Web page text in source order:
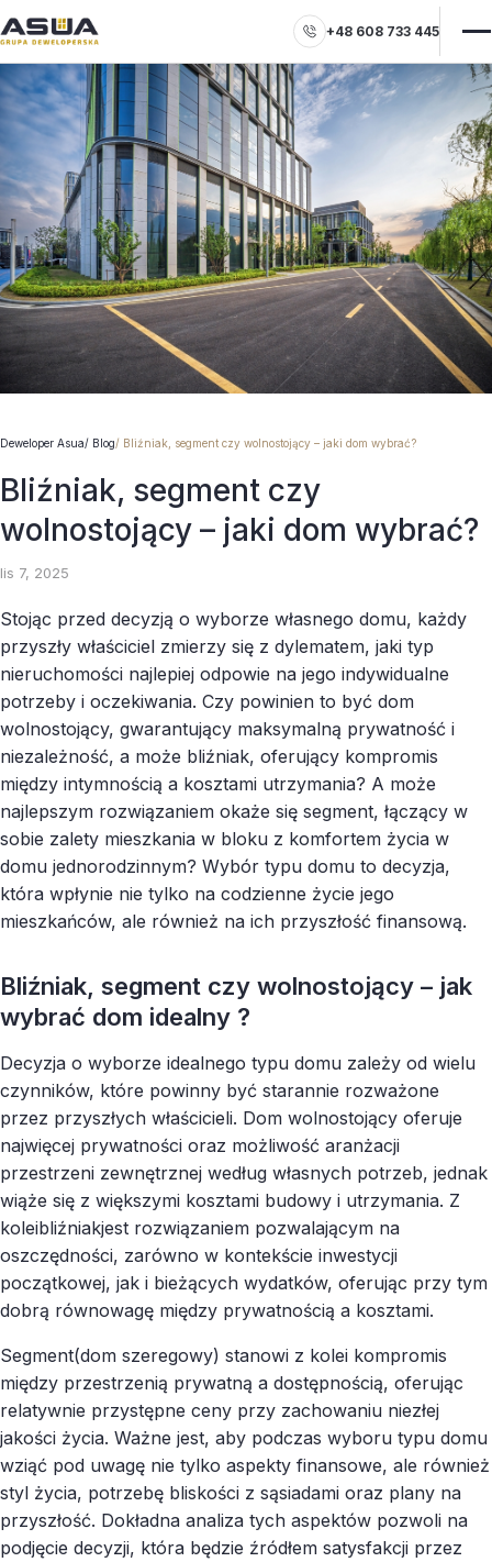
+48 608 733 445
Deweloper Asua Blog Bliźniak, segment czy wolnostojący – jaki dom wybrać?
Bliźniak, segment czy
wolnostojący – jaki dom wybrać?
lis 7, 2025
Stojąc przed decyzją o wyborze własnego domu, każdy
przyszły właściciel zmierzy się z dylematem, jaki typ
nieruchomości najlepiej odpowie na jego indywidualne
potrzeby i oczekiwania. Czy powinien to być dom
wolnostojący, gwarantujący maksymalną prywatność i
niezależność, a może bliźniak, oferujący kompromis
między intymnością a kosztami utrzymania? A może
najlepszym rozwiązaniem okaże się segment, łączący w
sobie zalety mieszkania w bloku z komfortem życia w
domu jednorodzinnym? Wybór typu domu to decyzja,
która wpłynie nie tylko na codzienne życie jego
mieszkańców, ale również na ich przyszłość finansową.
Bliźniak, segment czy wolnostojący – jak
wybrać dom idealny ?
Decyzja o wyborze idealnego typu domu zależy od wielu
czynników, które powinny być starannie rozważone
przez przyszłych właścicieli. Dom wolnostojący oferuje
najwięcej prywatności oraz możliwość aranżacji
przestrzeni zewnętrznej według własnych potrzeb, jednak
wiąże się z większymi kosztami budowy i utrzymania. Z
koleibliźniakjest rozwiązaniem pozwalającym na
oszczędności, zarówno w kontekście inwestycji
początkowej, jak i bieżących wydatków, oferując przy tym
dobrą równowagę między prywatnością a kosztami.
Segment(dom szeregowy) stanowi z kolei kompromis
między przestrzenią prywatną a dostępnością, oferując
relatywnie przystępne ceny przy zachowaniu niezłej
jakości życia. Ważne jest, aby podczas wyboru typu domu
wziąć pod uwagę nie tylko aspekty finansowe, ale również
styl życia, potrzebę bliskości z sąsiadami oraz plany na
przyszłość. Dokładna analiza tych aspektów pozwoli na
podjęcie decyzji, która będzie źródłem satysfakcji przez